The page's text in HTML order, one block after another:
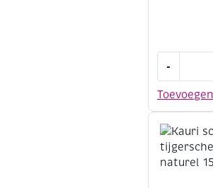
Toevoegen
-
/
naturel
18-
20mm
10st